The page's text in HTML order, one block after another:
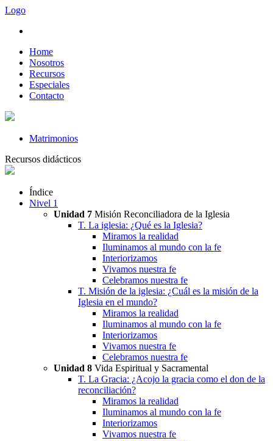
Logo
Home
Nosotros
Recursos
Especiales
Contacto
Matrimonios
Recursos didácticos
Índice
Nivel 1
Unidad 7 Misión Reconciliadora de la Iglesia
T. La iglesia: ¿Qué es la Iglesia?
Miramos la realidad
Iluminamos al mundo con la fe
Interiorizamos
Vivamos nuestra fe
Celebramos nuestra fe
T. Misión de la iglesia: ¿Cuál es la misión de la
Iglesia en el mundo?
Miramos la realidad
Iluminamos al mundo con la fe
Interiorizamos
Vivamos nuestra fe
Celebramos nuestra fe
Unidad 8 Vida Espiritual y Sacramental
T. La Gracia: ¿Acojo la gracia como el don de la
reconciliación?
Miramos la realidad
Iluminamos al mundo con la fe
Interiorizamos
Vivamos nuestra fe